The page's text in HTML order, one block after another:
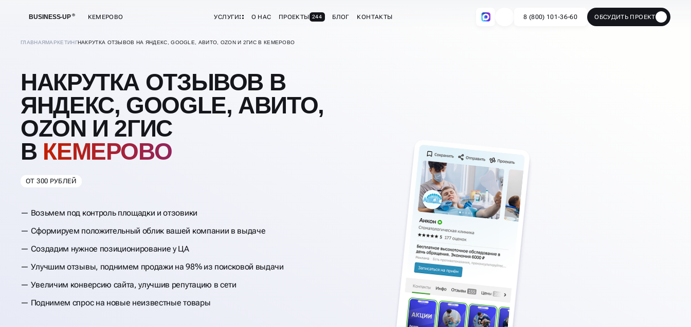
BUSINESS-UP КЕМЕРОВО УСЛУГИ О НАС ПРОЕКТЫ 244 БЛОГ КОНТАКТЫ 8 (800) 101-36-60 ОБСУДИТЬ ПРОЕКТ
ГЛАВНАЯМАРКЕТИНГНАКРУТКА ОТЗЫВОВ НА ЯНДЕКС, GOOGLE, АВИТО, OZON И 2ГИС В КЕМЕРОВО
НАКРУТКА ОТЗЫВОВ В
ЯНДЕКС, GOOGLE, АВИТО,
OZON И 2ГИС
В КЕМЕРОВО
ОТ 300 РУБЛЕЙ
Возьмем под контроль площадки и отзовики
Сформируем положительный облик вашей компании в выдаче
Создадим нужное позиционирование у ЦА
Улучшим отзывы, поднимем продажи на 98% из поисковой выдачи
Увеличим конверсию сайта, улучшив репутацию в сети
Поднимем спрос на новые неизвестные товары